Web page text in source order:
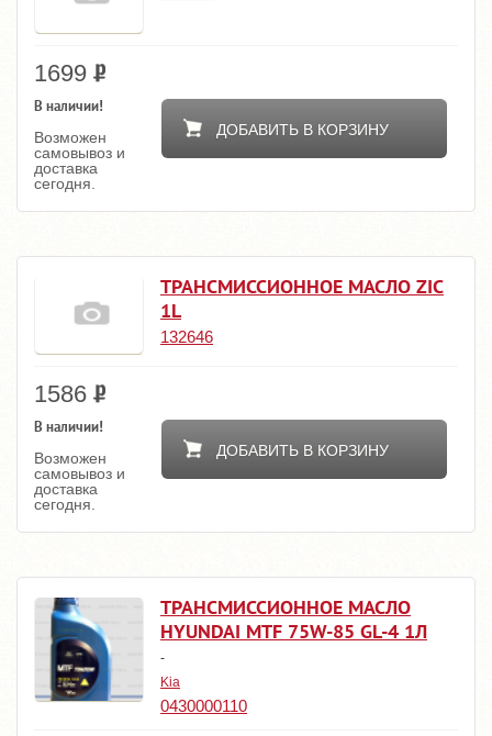
1699
ДОБАВИТЬ В КОРЗИНУ
В наличии!
Возможен
самовывоз и
доставка
сегодня.
ТРАНСМИССИОННОЕ МАСЛО ZIC
1L
132646
1586
ДОБАВИТЬ В КОРЗИНУ
В наличии!
Возможен
самовывоз и
доставка
сегодня.
ТРАНСМИССИОННОЕ МАСЛО
HYUNDAI MTF 75W-85 GL-4 1Л
-
Kia
0430000110